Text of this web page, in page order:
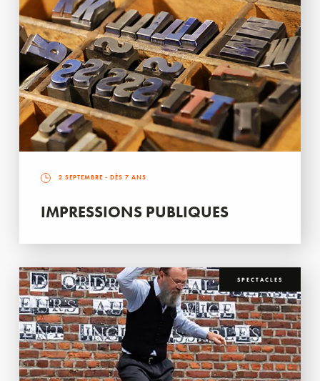
2 SEPTEMBRE - DÈS 7 ANS
IMPRESSIONS PUBLIQUES
SPECTACLES